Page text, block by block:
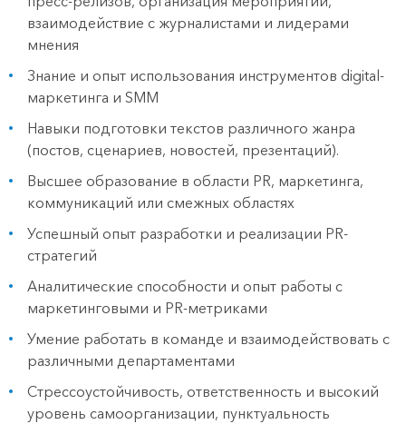
взаимодействие с журналистами и лидерами
мнения
Знание и опыт использования инструментов digital-
маркетинга и SMM
Навыки подготовки текстов различного жанра
(постов, сценариев, новостей, презентаций).
Высшее образование в области PR, маркетинга,
коммуникаций или смежных областях
Успешный опыт разработки и реализации PR-
стратегий
Аналитические способности и опыт работы с
маркетинговыми и PR-метриками
Умение работать в команде и взаимодействовать с
различными департаментами
Стрессоустойчивость, ответственность и высокий
уровень самоорганизации, пунктуальность